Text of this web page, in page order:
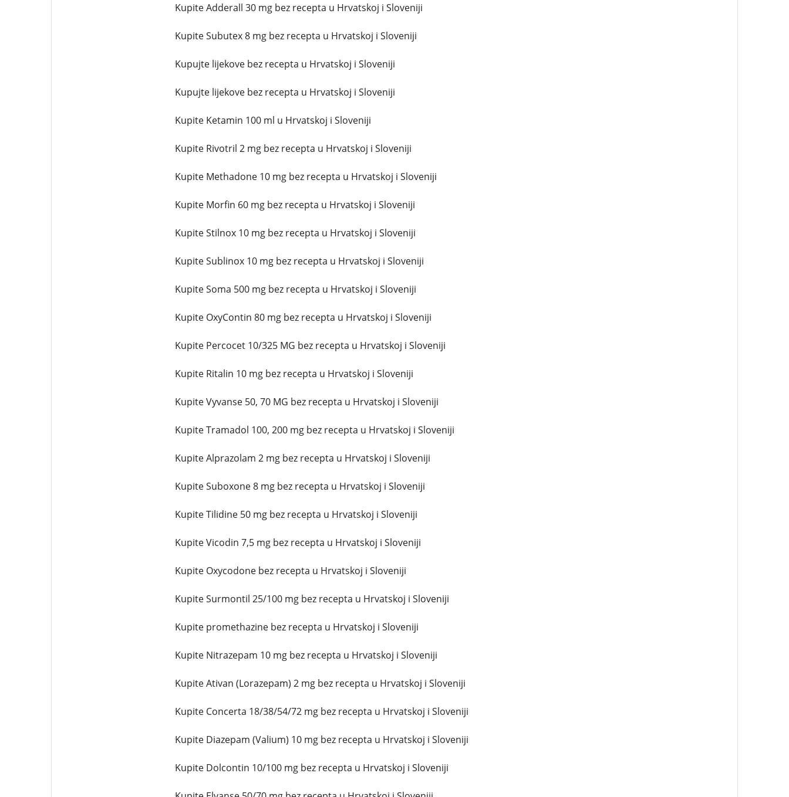
Kupite Adderall 30 mg bez recepta u Hrvatskoj i Sloveniji
Kupite Subutex 8 mg bez recepta u Hrvatskoj i Sloveniji
Kupujte lijekove bez recepta u Hrvatskoj i Sloveniji
Kupujte lijekove bez recepta u Hrvatskoj i Sloveniji
Kupite Ketamin 100 ml u Hrvatskoj i Sloveniji
Kupite Rivotril 2 mg bez recepta u Hrvatskoj i Sloveniji
Kupite Methadone 10 mg bez recepta u Hrvatskoj i Sloveniji
Kupite Morfin 60 mg bez recepta u Hrvatskoj i Sloveniji
Kupite Stilnox 10 mg bez recepta u Hrvatskoj i Sloveniji
Kupite Sublinox 10 mg bez recepta u Hrvatskoj i Sloveniji
Kupite Soma 500 mg bez recepta u Hrvatskoj i Sloveniji
Kupite OxyContin 80 mg bez recepta u Hrvatskoj i Sloveniji
Kupite Percocet 10/325 MG bez recepta u Hrvatskoj i Sloveniji
Kupite Ritalin 10 mg bez recepta u Hrvatskoj i Sloveniji
Kupite Vyvanse 50, 70 MG bez recepta u Hrvatskoj i Sloveniji
Kupite Tramadol 100, 200 mg bez recepta u Hrvatskoj i Sloveniji
Kupite Alprazolam 2 mg bez recepta u Hrvatskoj i Sloveniji
Kupite Suboxone 8 mg bez recepta u Hrvatskoj i Sloveniji
Kupite Tilidine 50 mg bez recepta u Hrvatskoj i Sloveniji
Kupite Vicodin 7,5 mg bez recepta u Hrvatskoj i Sloveniji
Kupite Oxycodone bez recepta u Hrvatskoj i Sloveniji
Kupite Surmontil 25/100 mg bez recepta u Hrvatskoj i Sloveniji
Kupite promethazine bez recepta u Hrvatskoj i Sloveniji
Kupite Nitrazepam 10 mg bez recepta u Hrvatskoj i Sloveniji
Kupite Ativan (Lorazepam) 2 mg bez recepta u Hrvatskoj i Sloveniji
Kupite Concerta 18/38/54/72 mg bez recepta u Hrvatskoj i Sloveniji
Kupite Diazepam (Valium) 10 mg bez recepta u Hrvatskoj i Sloveniji
Kupite Dolcontin 10/100 mg bez recepta u Hrvatskoj i Sloveniji